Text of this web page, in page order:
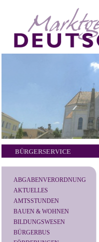
BÜRGERSERVICE
ABGABENVERORDNUNG
AKTUELLES
AMTSSTUNDEN
BAUEN & WOHNEN
BILDUNGSWESEN
BÜRGERBUS